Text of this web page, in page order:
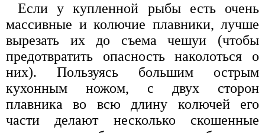
Если у купленной рыбы есть очень
массивные и колючие плавники, лучше
вырезать их до съема чешуи (чтобы
предотвратить опасность наколоться о
них). Пользуясь большим острым
кухонным ножом, с двух сторон
плавника во всю длину колючей его
части делают несколько скошенные